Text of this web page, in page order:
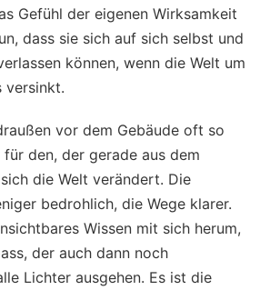
Gefühl der eigenen Wirksamkeit
dass sie sich auf sich selbst und
können, wenn die Welt um
versinkt.
vor dem Gebäude oft so
den, der gerade aus dem
die Welt verändert. Die
bedrohlich, die Wege klarer.
Wissen mit sich herum,
der auch dann noch
Lichter ausgehen. Es ist die